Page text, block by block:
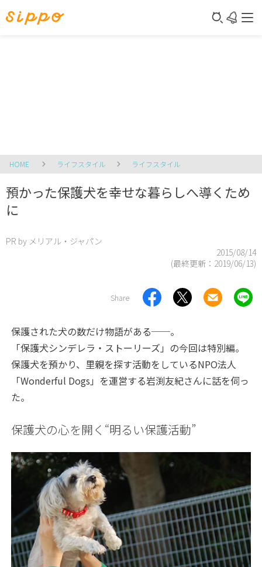
HOME ライフスタイル ライフスタイル
預かった保護犬を幸せな暮らしへ導くため
に
PR by メリアル・ジャパン
2015/08/14
(最終更新： 2019/06/13)
Share
保護された犬の数だけ物語がある──。
「保護犬シンデレラ・ストーリーズ」の今回は特別編。
保護犬を預かり、里親を探す活動をしているNPO法人
「Wonderful Dogs」を運営する岩渕友紀さんに話を伺っ
た。
保護犬の心を開く“明るい保護活動”